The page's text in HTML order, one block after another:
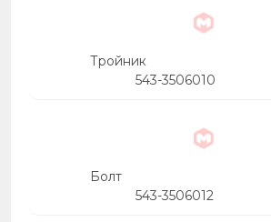
Тройник
543-3506010
Болт
543-3506012